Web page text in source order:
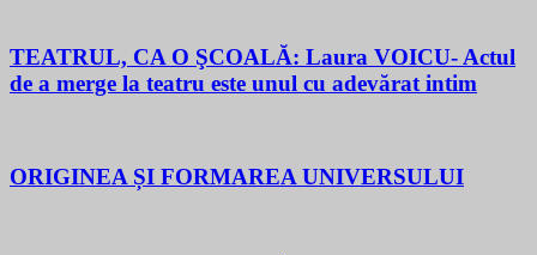
TEATRUL, CA O ŞCOALĂ: Laura VOICU- Actul
de a merge la teatru este unul cu adevărat intim
ORIGINEA ȘI FORMAREA UNIVERSULUI